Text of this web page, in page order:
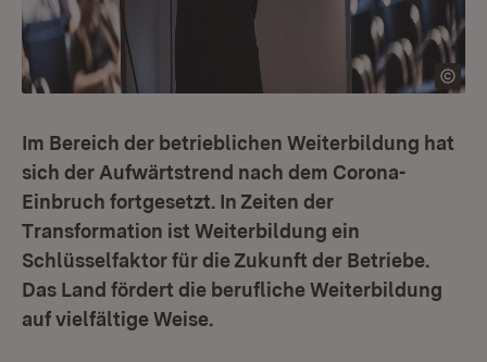
Im Bereich der betrieblichen Weiterbildung hat
sich der Aufwärtstrend nach dem Corona-
Einbruch fortgesetzt. In Zeiten der
Transformation ist Weiterbildung ein
Schlüsselfaktor für die Zukunft der Betriebe.
Das Land fördert die berufliche Weiterbildung
auf vielfältige Weise.